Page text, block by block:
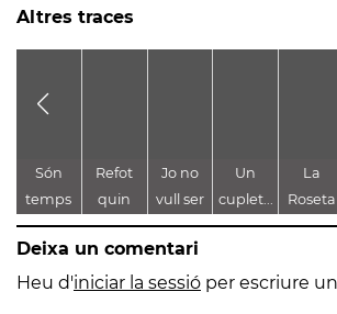
Altres traces
Són
temps
moguts,
són
temps
Refot
quin
poble
Jo no
vull ser
espanyol
Un
cuplet...
perquè
hi ha un
La
Roseta
de
o de
Deixa un comentari
Heu d'iniciar la sessió per escriure